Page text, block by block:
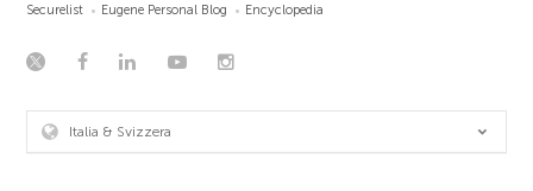
Securelist Eugene Personal Blog Encyclopedia
Italia & Svizzera